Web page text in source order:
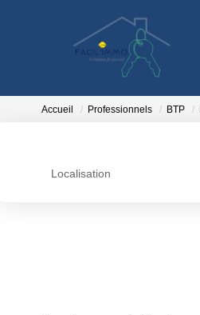
Accueil Professionnels BTP
Localisation